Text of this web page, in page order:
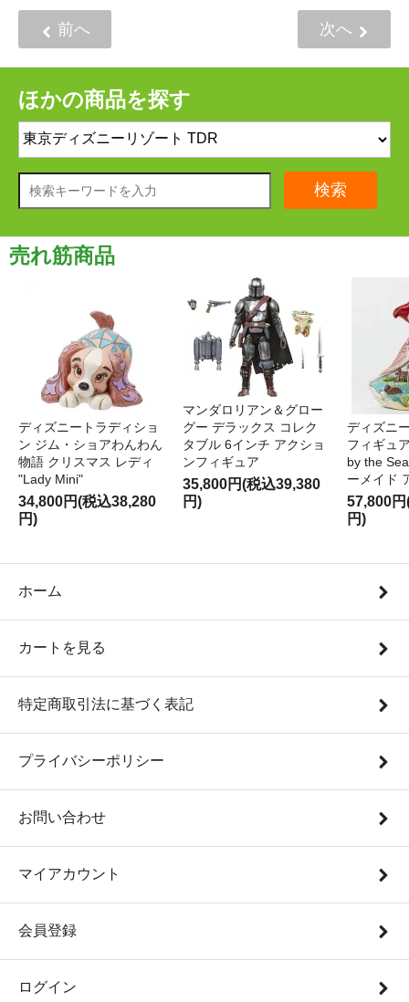
前へ 次へ
ほかの商品を探す
検索
売れ筋商品
ディズニートラディショ
ン ジム・ショアわんわん
物語 クリスマス レディ
"Lady Mini"
34,800円(税込38,280
円)
マンダロリアン＆グロー
グー デラックス コレク
タブル 6インチ アクショ
ンフィギュア
35,800円(税込39,380
円)
ディズニ
フィギュ
by the
ーメイド
57,800
円)
ホーム
カートを見る
特定商取引法に基づく表記
プライバシーポリシー
お問い合わせ
マイアカウント
会員登録
ログイン